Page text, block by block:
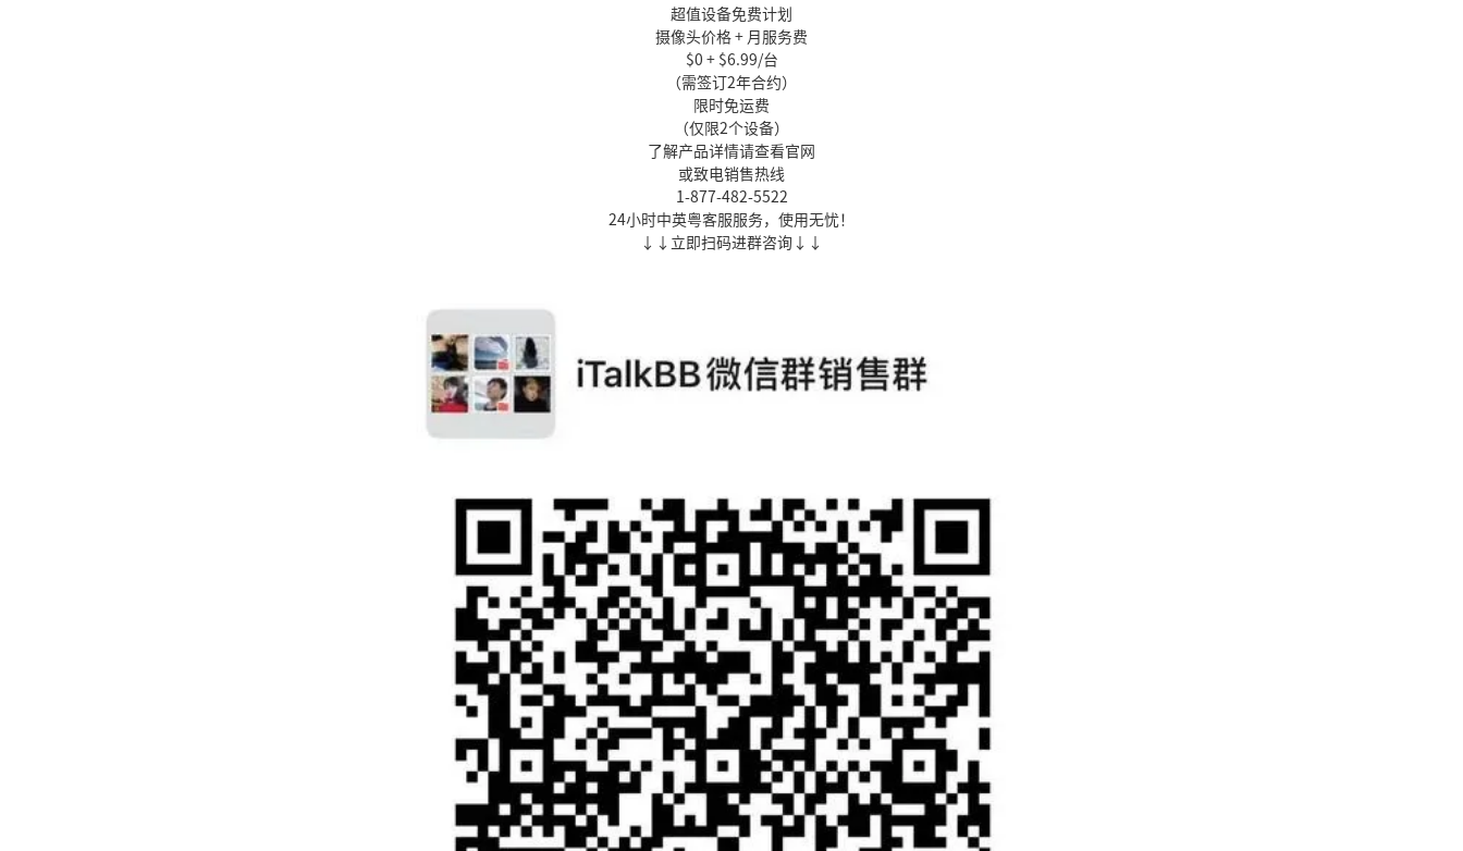
超值设备免费计划
摄像头价格 + 月服务费
$0 + $6.99/台
（需签订2年合约）
限时免运费
（仅限2个设备）
了解产品详情请查看官网
或致电销售热线
1-877-482-5522
24小时中英粤客服服务，使用无忧！
↓↓立即扫码进群咨询↓↓